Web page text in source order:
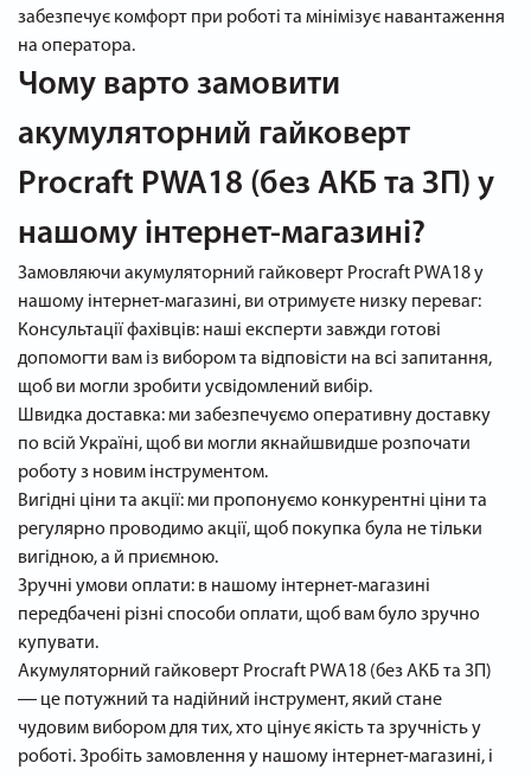
забезпечує комфорт при роботі та мінімізує навантаження
на оператора.
Чому варто замовити
акумуляторний гайковерт
Procraft PWA18 (без АКБ та ЗП) у
нашому інтернет-магазині?
Замовляючи акумуляторний гайковерт Procraft PWA18 у
нашому інтернет-магазині, ви отримуєте низку переваг:
Консультації фахівців: наші експерти завжди готові
допомогти вам із вибором та відповісти на всі запитання,
щоб ви могли зробити усвідомлений вибір.
Швидка доставка: ми забезпечуємо оперативну доставку
по всій Україні, щоб ви могли якнайшвидше розпочати
роботу з новим інструментом.
Вигідні ціни та акції: ми пропонуємо конкурентні ціни та
регулярно проводимо акції, щоб покупка була не тільки
вигідною, а й приємною.
Зручні умови оплати: в нашому інтернет-магазині
передбачені різні способи оплати, щоб вам було зручно
купувати.
Акумуляторний гайковерт Procraft PWA18 (без АКБ та ЗП)
― це потужний та надійний інструмент, який стане
чудовим вибором для тих, хто цінує якість та зручність у
роботі. Зробіть замовлення у нашому інтернет-магазині, і